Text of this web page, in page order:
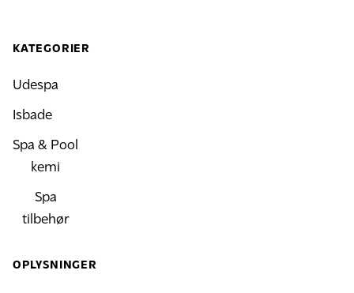
KATEGORIER
Udespa
Isbade
Spa & Pool
kemi
Spa
tilbehør
OPLYSNINGER